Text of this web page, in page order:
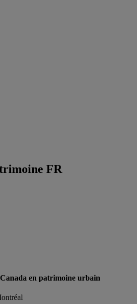
FR
en patrimoine urbain